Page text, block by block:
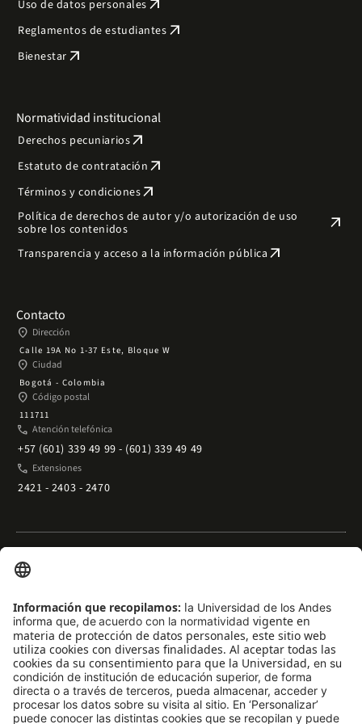
Uso de datos personales arrow_outward
Reglamentos de estudiantes arrow_outward
Bienestar arrow_outward
Normatividad institucional
Derechos pecuniariosarrow_outward
Estatuto de contratación arrow_outward
Términos y condicionesarrow_outward
Política de derechos de autor y/o autorización de uso
sobre los contenidos
arrow_outward
Transparencia y acceso a la información pública arrow_outward
Contacto
place Dirección
Calle 19A No 1-37 Este, Bloque W
place Ciudad
Bogotá - Colombia
place Código postal
111711
phone Atención telefónica
+57 (601) 339 49 99 - (601) 339 49 49
phone Extensiones
2421 - 2403 - 2470
Enlaces rápidos
Trabaje con nosotrosarrow_outward
Emergenciasarrow_outward
Preguntas frecuentesarrow_outward
Filantropía y donaciones arrow_outward